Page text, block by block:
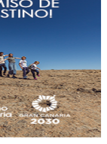
de un mes, es muy